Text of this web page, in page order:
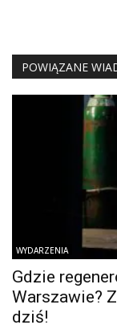
POWIĄZANE
WYDARZENIA
Gdzie
Warszawie?
dziś!